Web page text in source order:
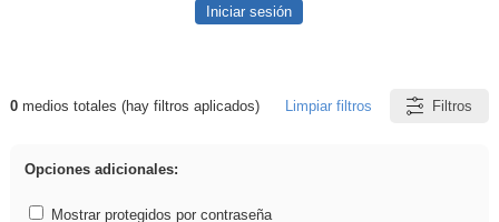
Iniciar sesión
Resultados de: falsa
0medios totales (hay filtros aplicados) Limpiar filtros Filtros
Opciones adicionales:
Mostrar protegidos por contraseña